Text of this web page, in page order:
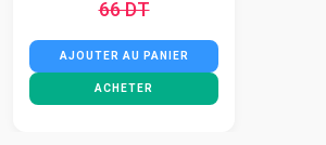
66 DT
AJOUTER AU PANIER
ACHETER